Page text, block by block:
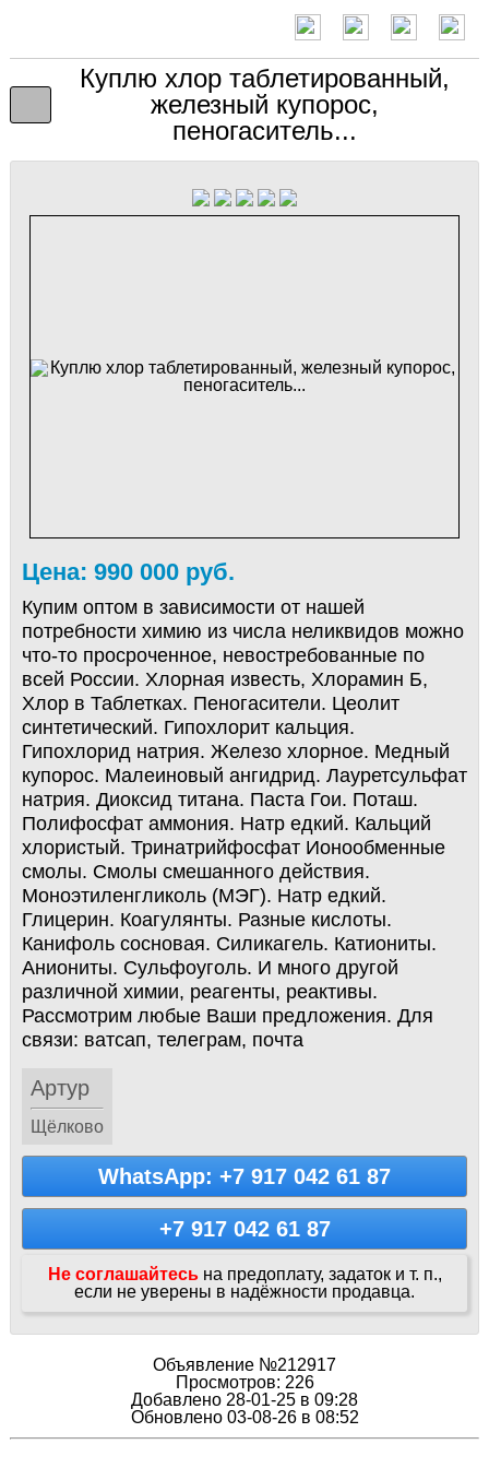
Куплю хлор таблетированный,
железный купорос,
пеногаситель...
Цена: 990 000 руб.
Купим оптом в зависимости от нашей
потребности химию из числа неликвидов можно
что-то просроченное, невостребованные по
всей России. Хлорная известь, Хлорамин Б,
Хлор в Таблетках. Пеногасители. Цеолит
синтетический. Гипохлорит кальция.
Гипохлорид натрия. Железо хлорное. Медный
купорос. Малеиновый ангидрид. Лауретсульфат
натрия. Диоксид титана. Паста Гои. Поташ.
Полифосфат аммония. Натр едкий. Кальций
хлористый. Тринатрийфосфат Ионообменные
смолы. Смолы смешанного действия.
Моноэтиленгликоль (МЭГ). Натр едкий.
Глицерин. Коагулянты. Разные кислоты.
Канифоль сосновая. Силикагель. Катиониты.
Аниониты. Сульфоуголь. И много другой
различной химии, реагенты, реактивы.
Рассмотрим любые Ваши предложения. Для
связи: ватсап, телеграм, почта
Артур
Щёлково
WhatsApp: +7 917 042 61 87
+7 917 042 61 87
Не соглашайтесь на предоплату, задаток и т. п.,
если не уверены в надёжности продавца.
Объявление №212917
Просмотров: 226
Добавлено 28-01-25 в 09:28
Обновлено 03-08-26 в 08:52